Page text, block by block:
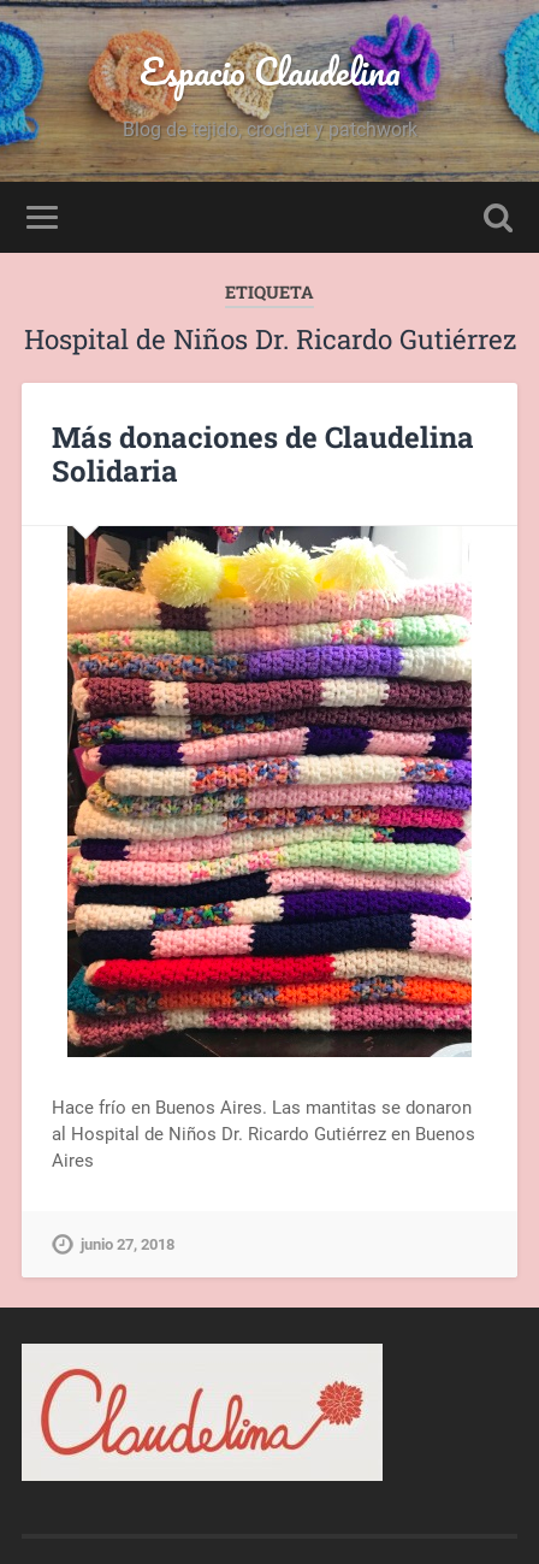
Espacio Claudelina
Blog de tejido, crochet y patchwork
ETIQUETA
Hospital de Niños Dr. Ricardo Gutiérrez
Más donaciones de Claudelina
Solidaria
Hace frío en Buenos Aires. Las mantitas se donaron
al Hospital de Niños Dr. Ricardo Gutiérrez en Buenos
Aires
junio 27, 2018